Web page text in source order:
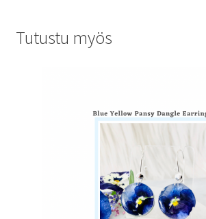
Tutustu myös